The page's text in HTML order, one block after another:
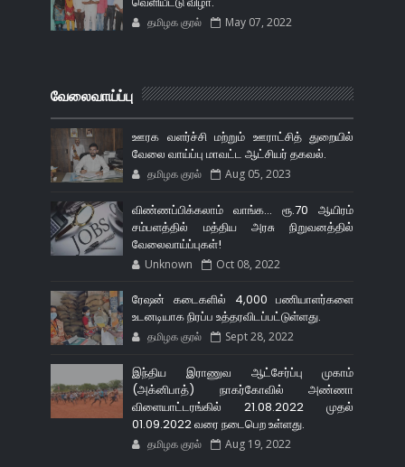
தமிழக குரல் May 07, 2022
வேலைவாய்ப்பு
ஊரக வளர்ச்சி மற்றும் ஊராட்சித் துறையில்
வேலை வாய்ப்பு மாவட்ட ஆட்சியர் தகவல்.
தமிழக குரல் Aug 05, 2023
விண்ணப்பிக்கலாம் வாங்க... ரூ.70 ஆயிரம்
சம்பளத்தில் மத்திய அரசு நிறுவனத்தில்
வேலைவாய்ப்புகள்!
Unknown Oct 08, 2022
ரேஷன் கடைகளில் 4,000 பணியாளர்களை
உடனடியாக நிரப்ப உத்தரவிடப்பட்டுள்ளது.
தமிழக குரல் Sept 28, 2022
இந்திய இராணுவ ஆட்சேர்ப்பு முகாம்
(அக்னிபாத்) நாகர்கோவில் அண்ணா
விளையாட்டரங்கில் 21.08.2022 முதல்
01.09.2022 வரை நடைபெற உள்ளது.
தமிழக குரல் Aug 19, 2022